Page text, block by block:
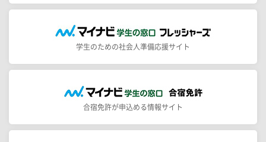
学生のための社会人準備応援サイト
合宿免許が申込める情報サイト